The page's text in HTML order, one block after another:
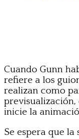
Cuando Gunn
refiere a los
realizan como
previsualización,
inicie la
Se espera que la